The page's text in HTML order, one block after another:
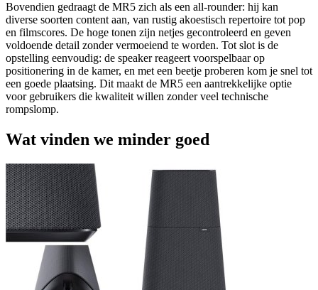
Bovendien gedraagt de MR5 zich als een all-rounder: hij kan
diverse soorten content aan, van rustig akoestisch repertoire tot pop
en filmscores. De hoge tonen zijn netjes gecontroleerd en geven
voldoende detail zonder vermoeiend te worden. Tot slot is de
opstelling eenvoudig: de speaker reageert voorspelbaar op
positionering in de kamer, en met een beetje proberen kom je snel tot
een goede plaatsing. Dit maakt de MR5 een aantrekkelijke optie
voor gebruikers die kwaliteit willen zonder veel technische
rompslomp.
Wat vinden we minder goed